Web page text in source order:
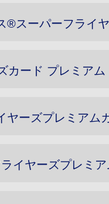
®スーパーフライ
カード プレミアム
ヤーズプレミアム
イヤーズプレミ